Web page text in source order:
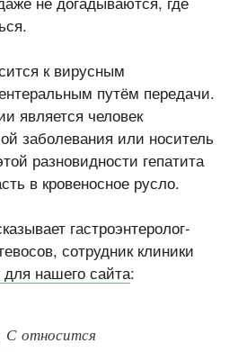
к вирусным
путём передачи.
является человек
заболевания или носитель
разновидности гепатита
в кровеносное русло.
гастроэнтеролог-
сотрудник клиники
нашего сайта:
относится